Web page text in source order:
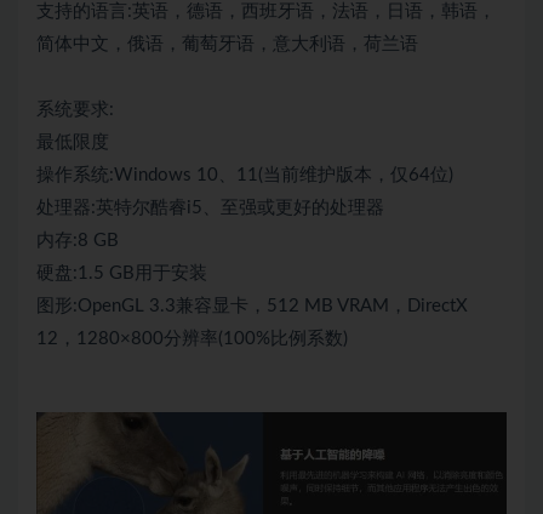
支持的语言:英语，德语，西班牙语，法语，日语，韩语，
简体中文，俄语，葡萄牙语，意大利语，荷兰语
系统要求:
最低限度
操作系统:Windows 10、11(当前维护版本，仅64位)
处理器:英特尔酷睿i5、至强或更好的处理器
内存:8 GB
硬盘:1.5 GB用于安装
图形:OpenGL 3.3兼容显卡，512 MB VRAM，DirectX
12，1280×800分辨率(100%比例系数)